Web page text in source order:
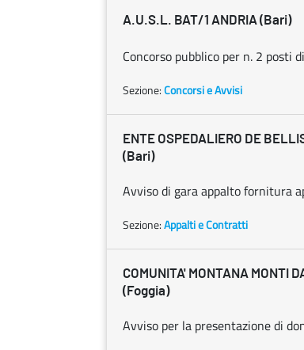
A.U.S.L. BAT/1 ANDRIA (Bari)
Concorso pubblico per n. 2 posti
Sezione:Concorsi e Avvisi
ENTE OSPEDALIERO DE
(Bari)
Avviso di gara appalto fornitura
Sezione:Appalti e Contratti
COMUNITA' MONTANA MONTI
(Foggia)
Avviso per la presentazione di